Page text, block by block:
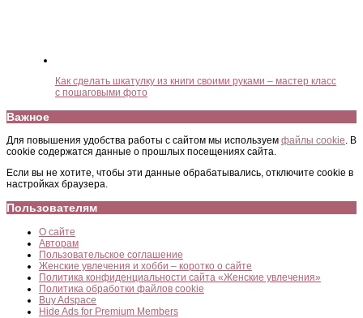
Как сделать шкатулку из книги своими руками – мастер класс
с пошаговыми фото
Важное
Для повышения удобства работы с сайтом мы используем файлы cookie. В
cookie содержатся данные о прошлых посещениях сайта.
Если вы не хотите, чтобы эти данные обрабатывались, отключите cookie в
настройках браузера.
Пользователям
О сайте
Авторам
Пользовательское соглашение
Женские увлечения и хобби – коротко о сайте
Политика конфиденциальности сайта «Женские увлечения»
Политика обработки файлов cookie
Buy Adspace
Hide Ads for Premium Members